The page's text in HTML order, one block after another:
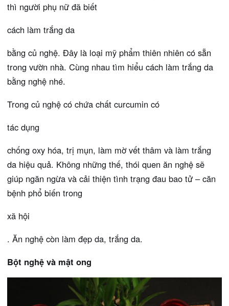
thì người phụ nữ đã biết
cách làm trắng da
bằng củ nghệ. Đây là loại mỹ phẩm thiên nhiên có sẵn
trong vườn nhà. Cùng nhau tìm hiểu cách làm trắng da
bằng nghệ nhé.
Trong củ nghệ có chứa chất curcumin có
tác dụng
chống oxy hóa, trị mụn, làm mờ vết thâm và làm trắng
da hiệu quả. Không những thế, thói quen ăn nghệ sẽ
giúp ngăn ngừa và cải thiện tình trạng đau bao tử – căn
bệnh phổ biến trong
xã hội
. Ăn nghệ còn làm đẹp da, trắng da.
Bột nghệ và mật ong